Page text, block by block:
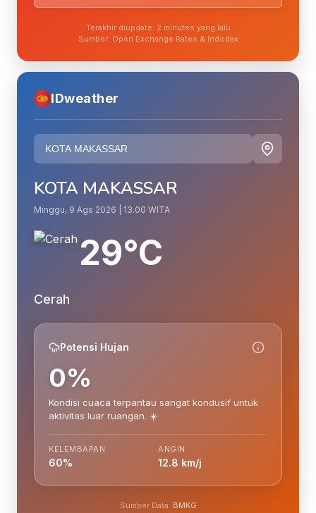
Terakhir diupdate: 2 minutes yang lalu
Sumber: Open Exchange Rates & Indodax
IDweather
KOTA MAKASSAR
Minggu, 9 Ags 2026 | 13.00 WITA
29°C
Cerah
Potensi Hujan
0%
Kondisi cuaca terpantau sangat kondusif untuk
aktivitas luar ruangan. ☀️
KELEMBAPAN
60%
ANGIN
12.8 km/j
Sumber Data: BMKG